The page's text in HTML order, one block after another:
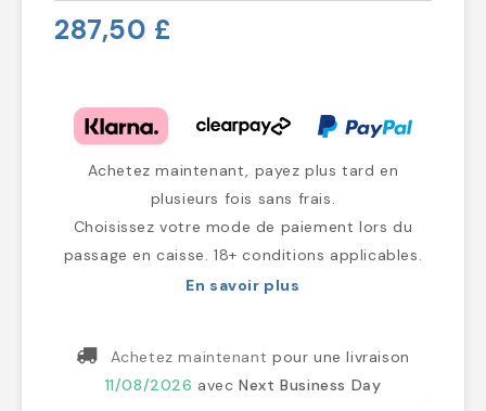
287,50 £
Achetez maintenant, payez plus tard en
plusieurs fois sans frais.
Choisissez votre mode de paiement lors du
passage en caisse. 18+ conditions applicables.
En savoir plus
Achetez maintenant pour une livraison
11/08/2026 avecNext Business Day